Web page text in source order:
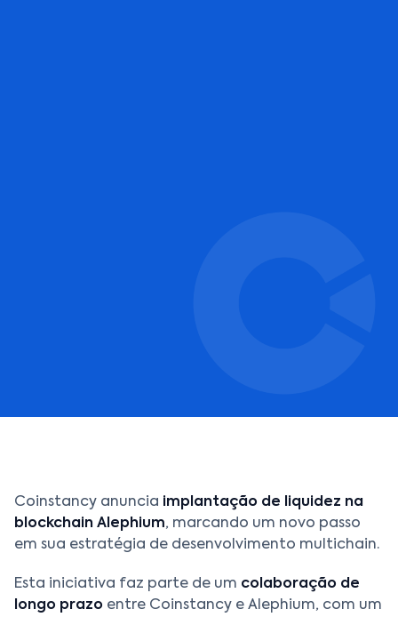
Coinstancy anuncia implantação de liquidez na
blockchain Alephium, marcando um novo passo
em sua estratégia de desenvolvimento multichain.
Esta iniciativa faz parte de um colaboração de
longo prazo entre Coinstancy e Alephium, com um